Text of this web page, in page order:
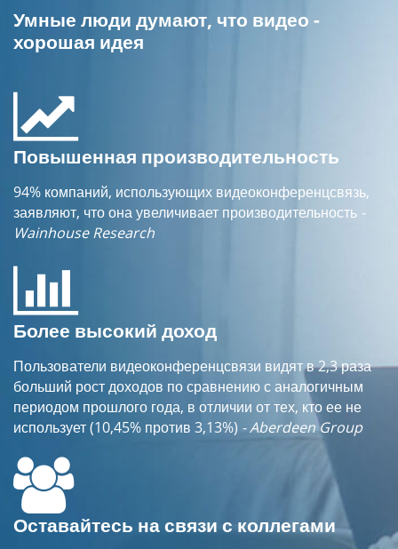
Умные люди думают, что видео -
хорошая идея
Повышенная производительность
94% компаний, использующих видеоконференцсвязь,
заявляют, что она увеличивает производительность -
Wainhouse Research
Более высокий доход
Пользователи видеоконференцсвязи видят в 2,3 раза
больший рост доходов по сравнению с аналогичным
периодом прошлого года, в отличии от тех, кто ее не
использует (10,45% против 3,13%) - Aberdeen Group
Оставайтесь на связи с коллегами